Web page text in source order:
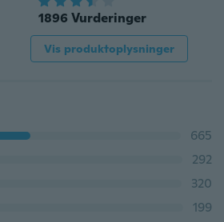
1896 Vurderinger
Vis produktoplysninger
665
292
320
199